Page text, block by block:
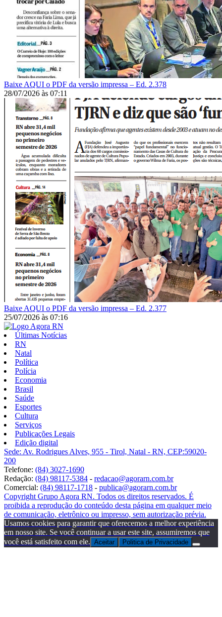
Baixe AQUI o PDF da versão impressa – Ed. 2.378
28/07/2026 às 07:11
Baixe AQUI o PDF da versão impressa – Ed. 2.377
25/07/2026 às 07:16
Últimas Notícias
RN
Natal
Política
Polícia
Economia
Brasil
Saúde
Esportes
Cultura
Serviços
Publicações Legais
Edição digital
Sede: Av. Rodrigues Alves, 955 - Tirol, Natal - RN, CEP:59020-
200
Telefone: (84) 3027-1690
Redação: (84) 98117-5384 - redacao@agorarn.com.br
Comercial: (84) 98117-1718 - publica@agorarn.com.br
Copyright Grupo Agora RN. Todos os direitos reservados. É
proibida a reprodução do conteúdo desta página em qualquer meio
de comunicação, eletrônico ou impresso, sem autorização prévia.
Usamos cookies para garantir que oferecemos a melhor experiência
em nosso site. Se você continuar a usar este site, assumiremos que
você está satisfeito com ele. Aceitar Politica de Privacidade